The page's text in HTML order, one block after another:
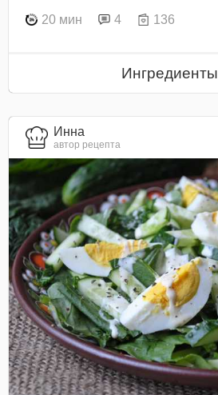
20 мин 4 136
Ингредиенты
Инна
автор рецепта